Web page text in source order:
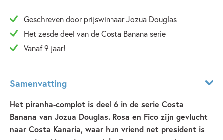
Geschreven door prijswinnaar Jozua Douglas
Het zesde deel van de Costa Banana serie
Vanaf 9 jaar!
Samenvatting
Het piranha-complot is deel 6 in de serie Costa
Banana van Jozua Douglas. Rosa en Fico zijn gevlucht
naar Costa Kanaria, waar hun vriend net president is